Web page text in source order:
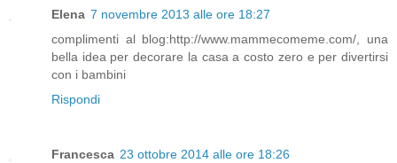
Elena 7 novembre 2013 alle ore 18:27
complimenti al blog:http://www.mammecomeme.com/, una
bella idea per decorare la casa a costo zero e per divertirsi
con i bambini
Rispondi
Francesca 23 ottobre 2014 alle ore 18:26